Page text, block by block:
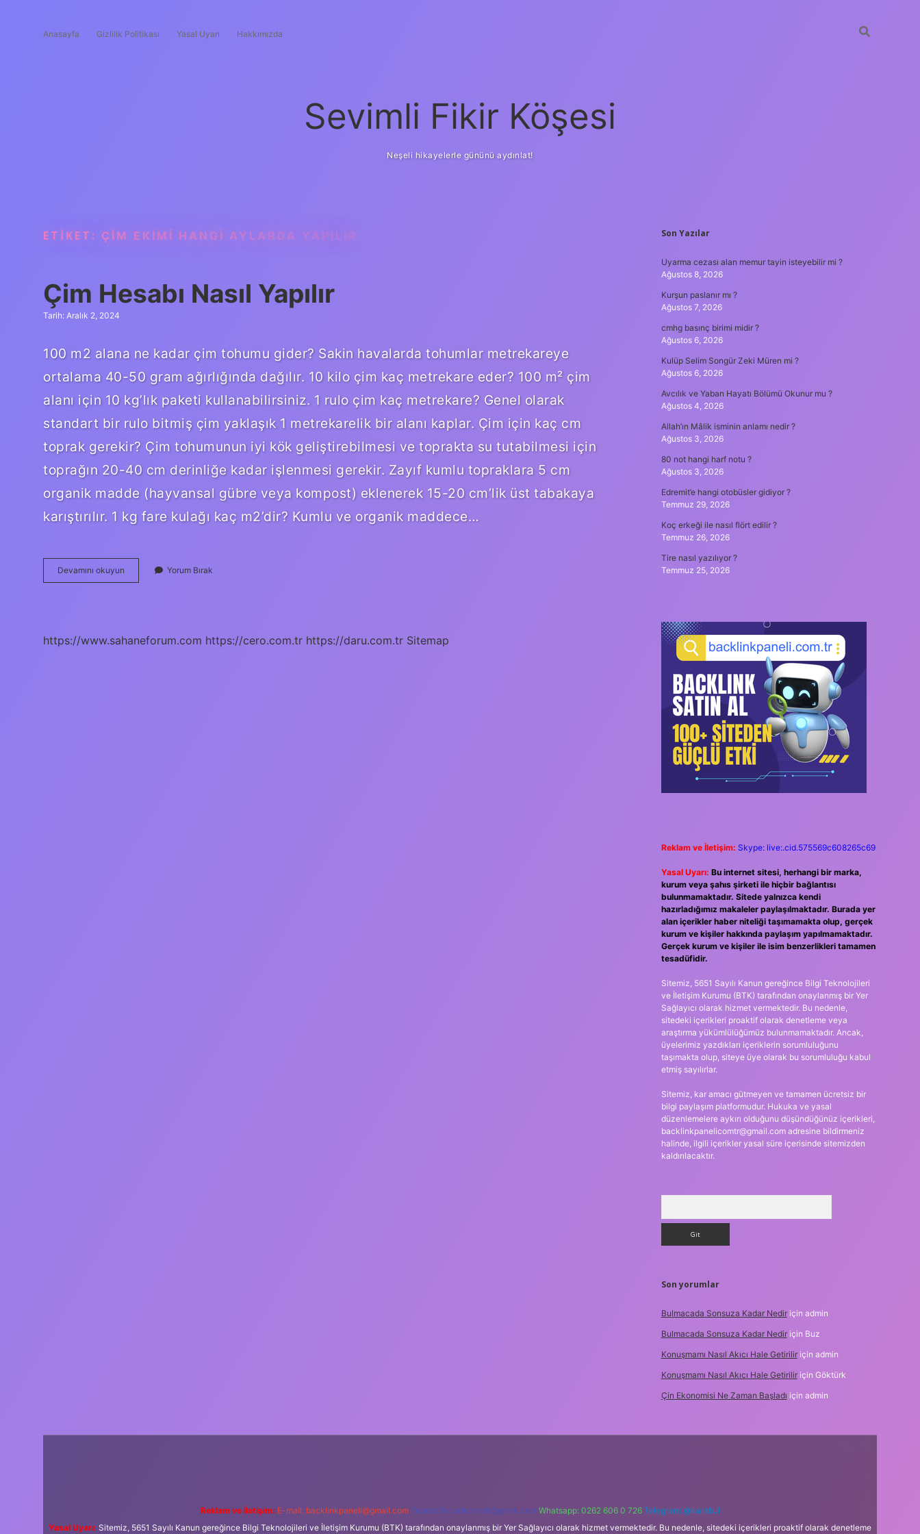
Anasayfa Gizlilik Politikası Yasal Uyarı Hakkımızda
Sevimli Fikir Köşesi
Neşeli hikayelerle gününü aydınlat!
ETIKET: ÇIM EKIMI HANGI AYLARDA YAPILIR
Çim Hesabı Nasıl Yapılır
Tarih: Aralık 2, 2024
100 m2 alana ne kadar çim tohumu gider? Sakin havalarda tohumlar metrekareye
ortalama 40-50 gram ağırlığında dağılır. 10 kilo çim kaç metrekare eder? 100 m² çim
alanı için 10 kg’lık paketi kullanabilirsiniz. 1 rulo çim kaç metrekare? Genel olarak
standart bir rulo bitmiş çim yaklaşık 1 metrekarelik bir alanı kaplar. Çim için kaç cm
toprak gerekir? Çim tohumunun iyi kök geliştirebilmesi ve toprakta su tutabilmesi için
toprağın 20-40 cm derinliğe kadar işlenmesi gerekir. Zayıf kumlu topraklara 5 cm
organik madde (hayvansal gübre veya kompost) eklenerek 15-20 cm’lik üst tabakaya
karıştırılır. 1 kg fare kulağı kaç m2’dir? Kumlu ve organik maddece…
Devamını okuyun
Hesabı
Yorum Bırak
https://www.sahaneforum.com https://cero.com.tr https://daru.com.tr Sitemap
SIDEBAR
Son Yazılar
Uyarma cezası alan memur tayin isteyebilir mi ?
Ağustos 8, 2026
Kurşun paslanır mı ?
Ağustos 7, 2026
cmhg basınç birimi midir ?
Ağustos 6, 2026
Kulüp Selim Songür Zeki Müren mi ?
Ağustos 6, 2026
Avcılık ve Yaban Hayatı Bölümü Okunur mu ?
Ağustos 4, 2026
Allah’ın Mâlik isminin anlamı nedir ?
Ağustos 3, 2026
80 not hangi harf notu ?
Ağustos 3, 2026
Edremit’e hangi otobüsler gidiyor ?
Temmuz 29, 2026
Koç erkeği ile nasıl flört edilir ?
Temmuz 26, 2026
Tire nasıl yazılıyor ?
Temmuz 25, 2026
Reklam ve İletişim: Skype: live:.cid.575569c608265c69
Yasal Uyarı: Bu internet sitesi, herhangi bir marka,
kurum veya şahıs şirketi ile hiçbir bağlantısı
bulunmamaktadır. Sitede yalnızca kendi
hazırladığımız makaleler paylaşılmaktadır. Burada yer
alan içerikler haber niteliği taşımamakta olup, gerçek
kurum ve kişiler hakkında paylaşım yapılmamaktadır.
Gerçek kurum ve kişiler ile isim benzerlikleri tamamen
tesadüfidir.
Sitemiz, 5651 Sayılı Kanun gereğince Bilgi Teknolojileri
ve İletişim Kurumu (BTK) tarafından onaylanmış bir Yer
Sağlayıcı olarak hizmet vermektedir. Bu nedenle,
sitedeki içerikleri proaktif olarak denetleme veya
araştırma yükümlülüğümüz bulunmamaktadır. Ancak,
üyelerimiz yazdıkları içeriklerin sorumluluğunu
taşımakta olup, siteye üye olarak bu sorumluluğu kabul
etmiş sayılırlar.
Sitemiz, kar amacı gütmeyen ve tamamen ücretsiz bir
bilgi paylaşım platformudur. Hukuka ve yasal
düzenlemelere aykırı olduğunu düşündüğünüz içerikleri,
backlinkpanelicomtr@gmail.comadresine bildirmeniz
halinde, ilgili içerikler yasal süre içerisinde sitemizden
kaldırılacaktır.
Son yorumlar
Bulmacada Sonsuza Kadar Nediriçin admin
Bulmacada Sonsuza Kadar Nediriçin Buz
Konuşmamı Nasıl Akıcı Hale Getiriliriçin admin
Konuşmamı Nasıl Akıcı Hale Getiriliriçin Göktürk
Çin Ekonomisi Ne Zaman Başladı için admin
Reklam ve İletişim: E-mail: backlinkpaneli@gmail.com Teams: forumhizmeti@gmail.com Whatsapp: 0262 606 0 726 Telegram: @karabul
Yasal Uyarı: Sitemiz, 5651 Sayılı Kanun gereğince Bilgi Teknolojileri ve İletişim Kurumu (BTK) tarafından onaylanmış bir Yer Sağlayıcı olarak hizmet vermektedir. Bu nedenle, sitedeki içerikleri proaktif olarak denetleme